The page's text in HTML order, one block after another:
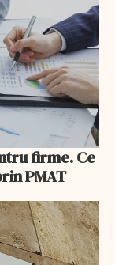
firme. Ce
PMAT